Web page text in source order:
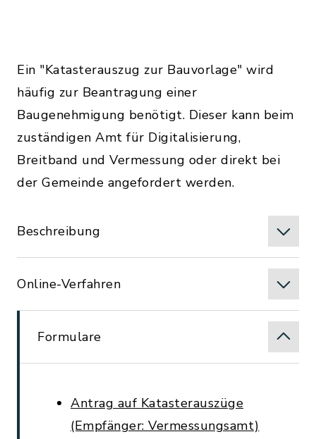
Ein "Katasterauszug zur Bauvorlage" wird
häufig zur Beantragung einer
Baugenehmigung benötigt. Dieser kann beim
zuständigen Amt für Digitalisierung,
Breitband und Vermessung oder direkt bei
der Gemeinde angefordert werden.
Beschreibung
Online-Verfahren
Formulare
Antrag auf Katasterauszüge
(Empfänger: Vermessungsamt)